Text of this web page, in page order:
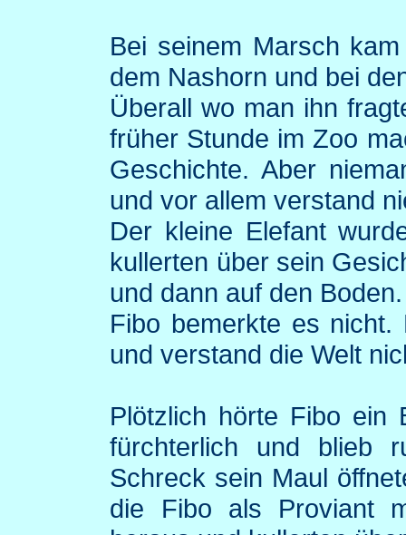
Bei seinem Marsch
dem Nashorn und bei
Überall wo man ihn
früher Stunde im Zoo
Geschichte. Aber
und vor allem verstand
Der kleine Elefant
kullerten über sein
und dann auf den Boden.
Fibo bemerkte es
und verstand die Welt
Plötzlich hörte Fibo ein
fürchterlich und blieb
Schreck sein Maul
die Fibo als Proviant